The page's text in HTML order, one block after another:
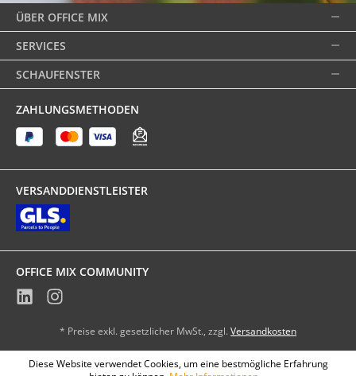
ÜBER OFFICE MIX
SERVICES
SCHAUFENSTER
ZAHLUNGSMETHODEN
VERSANDDIENSTLEISTER
OFFICE MIX COMMUNITY
* Preise exkl. gesetzlicher MwSt., zzgl. Versandkosten
Diese Website verwendet Cookies, um eine bestmögliche Erfahrung